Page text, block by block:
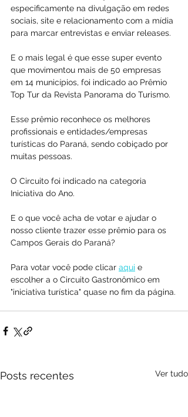
especificamente na divulgação em redes
sociais, site e relacionamento com a mídia
para marcar entrevistas e enviar releases.
E o mais legal é que esse super evento
que movimentou mais de 50 empresas
em 14 municípios, foi indicado ao Prêmio
Top Tur da Revista Panorama do Turismo.
Esse prêmio reconhece os melhores
profissionais e entidades/empresas
turísticas do Paraná, sendo cobiçado por
muitas pessoas.
O Circuito foi indicado na categoria
Iniciativa do Ano.
E o que você acha de votar e ajudar o
nosso cliente trazer esse prêmio para os
Campos Gerais do Paraná?
Para votar você pode clicar aqui e
escolher a o Circuito Gastronômico em
"iniciativa turística" quase no fim da página.
Posts recentes Ver tudo